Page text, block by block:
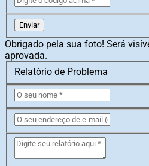
Enviar
Obrigado pela sua foto! Será
aprovada.
Relatório de Problema